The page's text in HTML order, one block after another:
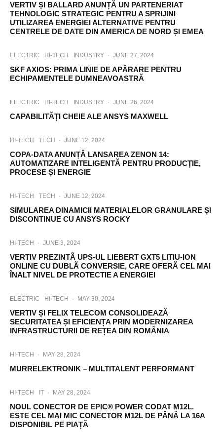
VERTIV ȘI BALLARD ANUNȚĂ UN PARTENERIAT
TEHNOLOGIC STRATEGIC PENTRU A SPRIJINI
UTILIZAREA ENERGIEI ALTERNATIVE PENTRU
CENTRELE DE DATE DIN AMERICA DE NORD ȘI EMEA
ELECTRIC HI-TECH INDUSTRY · JUNE 27, 2024
SKF AXIOS: PRIMA LINIE DE APĂRARE PENTRU
ECHIPAMENTELE DUMNEAVOASTRĂ
ELECTRIC HI-TECH INDUSTRY · JUNE 26, 2024
CAPABILITĂȚI CHEIE ALE ANSYS MAXWELL
HI-TECH TECH · JUNE 12, 2024
COPA-DATA ANUNȚĂ LANSAREA ZENON 14:
AUTOMATIZARE INTELIGENTĂ PENTRU PRODUCȚIE,
PROCESE ȘI ENERGIE
HI-TECH TECH · JUNE 12, 2024
SIMULAREA DINAMICII MATERIALELOR GRANULARE ȘI
DISCONTINUE CU ANSYS ROCKY
HI-TECH · JUNE 3, 2024
VERTIV PREZINTÃ UPS-UL LIEBERT GXT5 LITIU-ION
ONLINE CU DUBLÃ CONVERSIE, CARE OFERÃ CEL MAI
ÎNALT NIVEL DE PROTECTIE A ENERGIEI
ELECTRIC HI-TECH · MAY 30, 2024
VERTIV ȘI FELIX TELECOM CONSOLIDEAZĂ
SECURITATEA ȘI EFICIENȚA PRIN MODERNIZAREA
INFRASTRUCTURII DE REȚEA DIN ROMÂNIA
HI-TECH · MAY 28, 2024
MURRELEKTRONIK – MULTITALENT PERFORMANT
HI-TECH IT · MAY 28, 2024
NOUL CONECTOR DE EPIC® POWER CODAT M12L.
ESTE CEL MAI MIC CONECTOR M12L DE PÂNĂ LA 16A
DISPONIBIL PE PIAȚĂ